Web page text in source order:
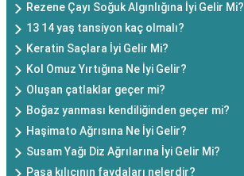
Rezene Çayı Soğuk Algınlığına İyi Gelir Mi?
13 14 yaş tansiyon kaç olmalı?
Keratin Saçlara İyi Gelir Mi?
Kol Omuz Yırtığına Ne İyi Gelir?
Oluşan çatlaklar geçer mi?
Boğaz yanması kendiliğinden geçer mi?
Haşimato Ağrısına Ne İyi Gelir?
Susam Yağı Diz Ağrılarına İyi Gelir Mi?
Paşa kılıcının faydaları nelerdir?